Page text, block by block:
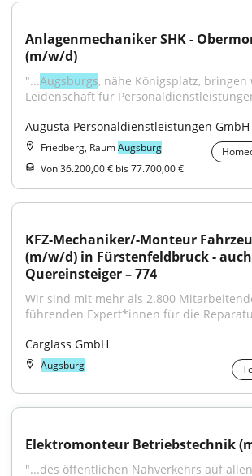
Anlagenmechaniker SHK -
(m/w/d)
"...Augsburgs, nähe Königsplatz, bringen
Leidenschaft für
Augusta Personaldienstleistungen GmbH
Friedberg, RaumAugsburg
Von 36.200,00 € bis 77.700,00 €
KFZ-Mechaniker/-Monteur
(m/w/d) in Fürstenfeldbruck -
Quereinsteiger – 774
Wir sind mit mehr als 2.800
führenden Expert*innen für die
Carglass GmbH
Augsburg
Elektromonteur Betriebstechnik